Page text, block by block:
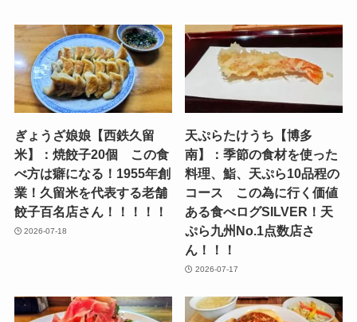
ぎょうざ娘娘【西鉄久留
米】：焼餃子20個 この食
べ方は癖になる！1955年創
業！久留米を代表する老舗
餃子百名店さん！！！！！
2026-07-18
天ぷらたけうち【博多
南】：季節の食材を使った
料理、鮨、天ぷら10品程の
コース この為に行く価値
ある食べログSILVER！天
ぷら九州No.1点数店さ
ん！！！
2026-07-17